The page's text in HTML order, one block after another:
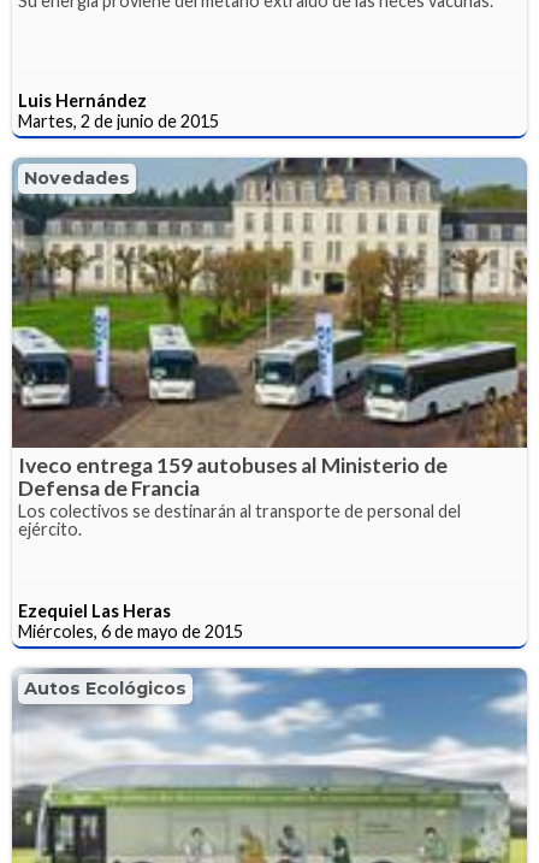
Luis Hernández
Martes, 2 de junio de 2015
Novedades
Iveco entrega 159 autobuses al Ministerio de
Defensa de Francia
Los colectivos se destinarán al transporte de personal del
ejército.
Ezequiel Las Heras
Miércoles, 6 de mayo de 2015
Autos Ecológicos